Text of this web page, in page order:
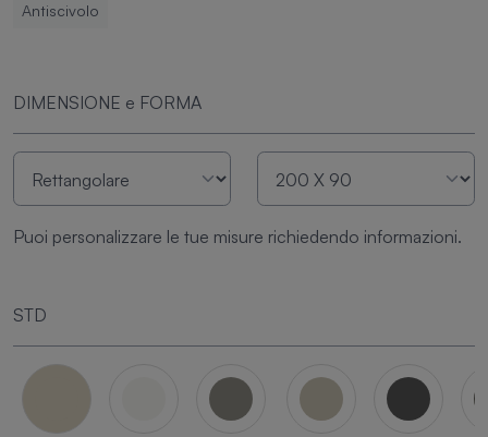
Antiscivolo
DIMENSIONE e FORMA
Puoi personalizzare le tue misure richiedendo informazioni.
STD